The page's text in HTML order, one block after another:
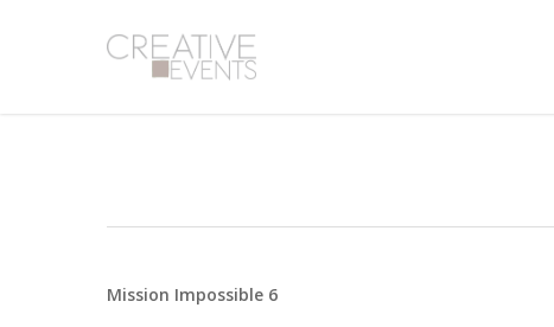
Mission Impossible 6